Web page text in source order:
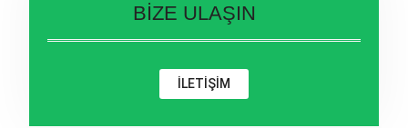
BİZE ULAŞIN
İLETİŞİM